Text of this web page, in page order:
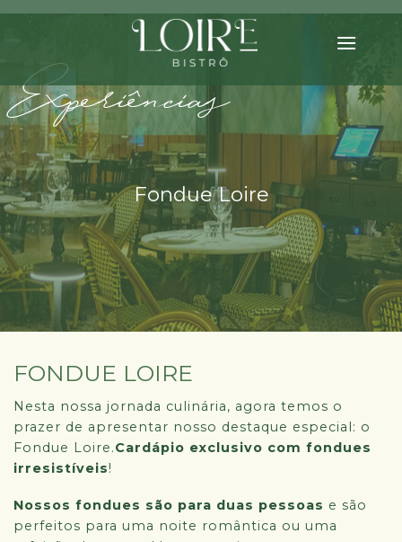
Skip
Experiências
Fondue Loire
FONDUE LOIRE
Nesta nossa jornada culinária, agora temos o
prazer de apresentar nosso destaque especial: o
Fondue Loire.Cardápio exclusivo com fondues
irresistíveis!
Nossos fondues são para duas pessoas e são
perfeitos para uma noite romântica ou uma